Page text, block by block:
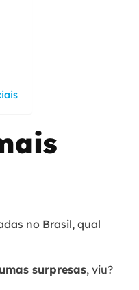
no Brasil, qual
surpresas, viu?